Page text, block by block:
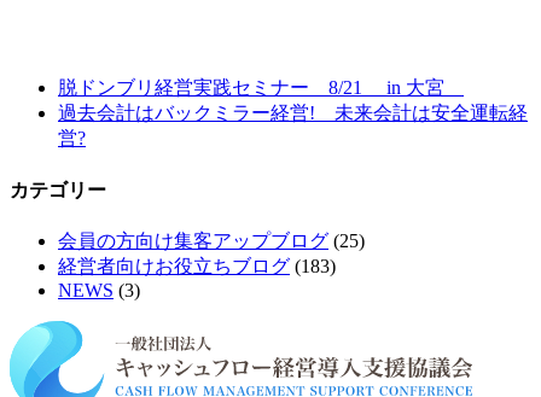
脱ドンブリ経営実践セミナー 8/21 in 大宮
過去会計はバックミラー経営! 未来会計は安全運転経
営?
カテゴリー
会員の方向け集客アップブログ (25)
経営者向けお役立ちブログ (183)
NEWS (3)